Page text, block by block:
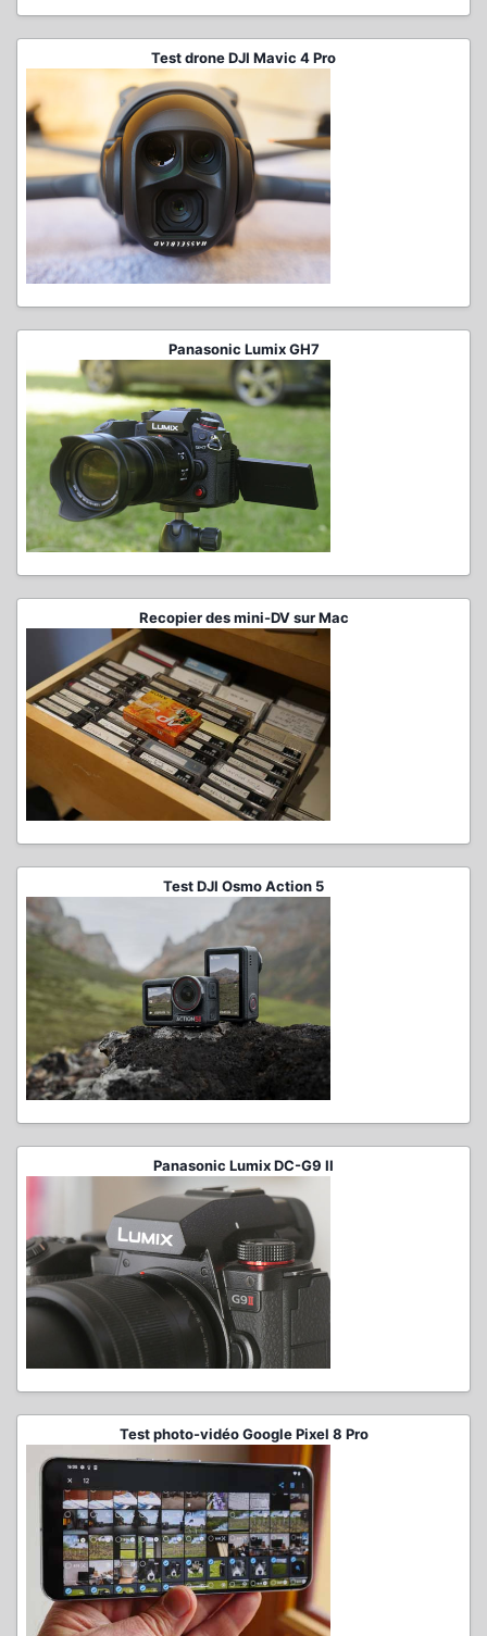
Test drone DJI Mavic 4 Pro
Panasonic Lumix GH7
Recopier des mini-DV sur Mac
Test DJI Osmo Action 5
Panasonic Lumix DC-G9 II
Test photo-vidéo Google Pixel 8 Pro